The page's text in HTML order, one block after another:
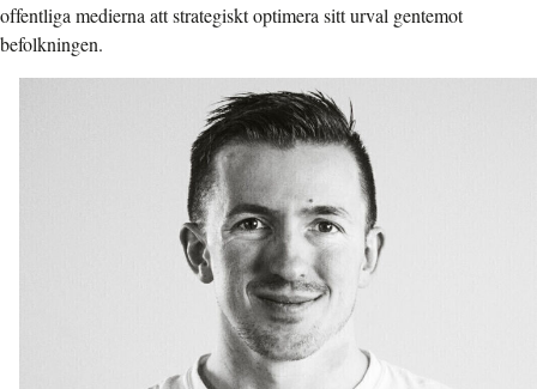
offentliga medierna att strategiskt optimera sitt urval gentemot
befolkningen.